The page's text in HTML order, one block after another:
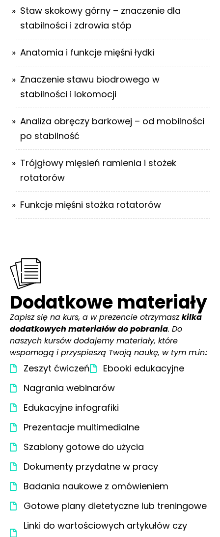
Staw skokowy górny – znaczenie dla
stabilności i zdrowia stóp
Anatomia i funkcje mięśni łydki
Znaczenie stawu biodrowego w
stabilności i lokomocji
Analiza obręczy barkowej – od mobilności
po stabilność
Trójgłowy mięsień ramienia i stożek
rotatorów
Funkcje mięśni stożka rotatorów
Dodatkowe materiały
Zapisz się na kurs, a w prezencie otrzymaszkilka
dodatkowych materiałów do pobrania. Do
naszych kursów dodajemy materiały, które
wspomogą i przyspieszą Twoją naukę, w tym m.in.:
Zeszyt ćwiczeń
Ebooki edukacyjne
Nagrania webinarów
Edukacyjne infografiki
Prezentacje multimedialne
Szablony gotowe do użycia
Dokumenty przydatne w pracy
Badania naukowe z omówieniem
Gotowe plany dietetyczne lub treningowe
Linki do wartościowych artykułów czy